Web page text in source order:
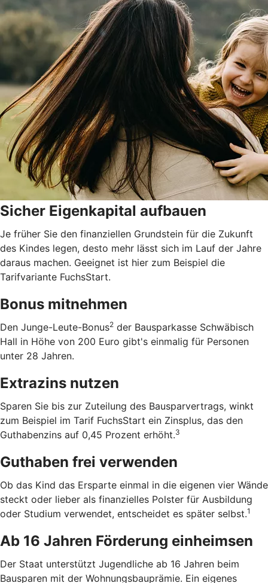
Sicher Eigenkapital aufbauen
Je früher Sie den finanziellen Grundstein für die Zukunft
des Kindes legen, desto mehr lässt sich im Lauf der Jahre
daraus machen. Geeignet ist hier zum Beispiel die
Tarifvariante FuchsStart.
Bonus mitnehmen
Den Junge-Leute-Bonus2 der Bausparkasse Schwäbisch
Hall in Höhe von 200 Euro gibt's einmalig für Personen
unter 28 Jahren.
Extrazins nutzen
Sparen Sie bis zur Zuteilung des Bausparvertrags, winkt
zum Beispiel im Tarif FuchsStart ein Zinsplus, das den
Guthabenzins auf 0,45 Prozent erhöht.3
Guthaben frei verwenden
Ob das Kind das Ersparte einmal in die eigenen vier Wände
steckt oder lieber als finanzielles Polster für Ausbildung
oder Studium verwendet, entscheidet es später selbst.1
Ab 16 Jahren Förderung einheimsen
Der Staat unterstützt Jugendliche ab 16 Jahren beim
Bausparen mit der Wohnungsbauprämie. Ein eigenes